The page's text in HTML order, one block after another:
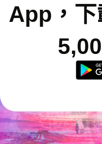
App，下